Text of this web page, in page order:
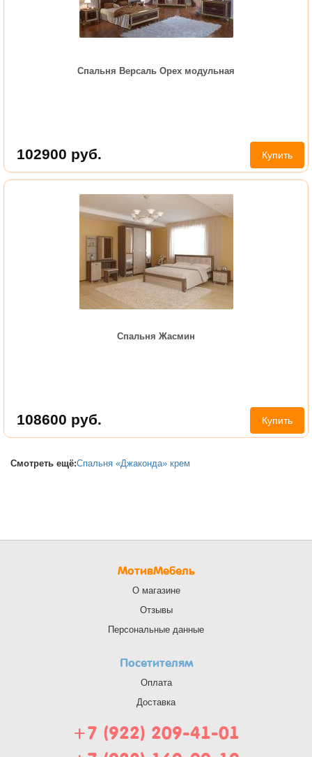
Спальня Версаль Орех модульная
102900 руб. Купить
Спальня Жасмин
108600 руб. Купить
Смотреть ещё:Спальня «Джаконда» крем
МотивМебель
О магазине
Отзывы
Персональные данные
Посетителям
Оплата
Доставка
+7 (922) 209-41-01